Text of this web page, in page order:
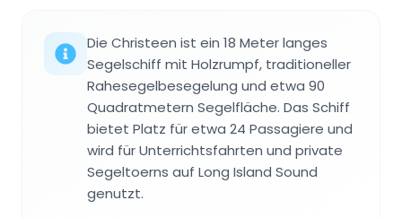
Die Christeen ist ein 18 Meter langes
Segelschiff mit Holzrumpf, traditioneller
Rahesegelbesegelung und etwa 90
Quadratmetern Segelfläche. Das Schiff
bietet Platz für etwa 24 Passagiere und
wird für Unterrichtsfahrten und private
Segeltoerns auf Long Island Sound
genutzt.